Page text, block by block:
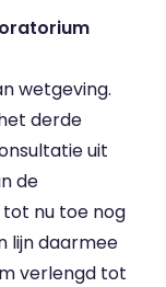
wetgeving.
derde
uit
de
tot nu toe nog
lijn daarmee
verlengd tot